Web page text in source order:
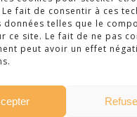
fait de consentir à ces
telles que le
ce site. Le fait de ne pas
peut avoir un effet
: 05 49 74 46